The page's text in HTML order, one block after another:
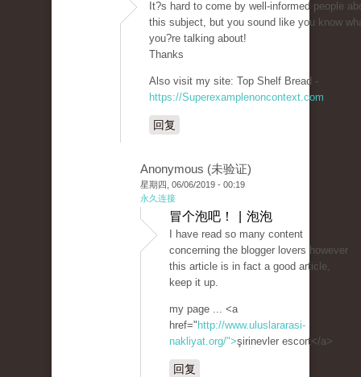
It?s hard to come by well-informed people
this subject, but you sound like you know
you?re talking about!
Thanks
Also visit my site: Top Shelf Bread -
https://Superexamplenoncontext.com
回复
Anonymous (未验证)
星期四, 06/06/2019 - 00:19
永久连接
冒个泡吧！ | 泡泡
I have read so many content
concerning the blogger lovers however
this article is in fact a good article,
keep it up.
my page ... <a
href=" http://www.uluslararasi-
nakliyat.org/">şirinevler escort</a>
回复